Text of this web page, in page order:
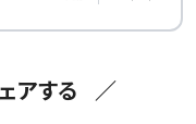
アする